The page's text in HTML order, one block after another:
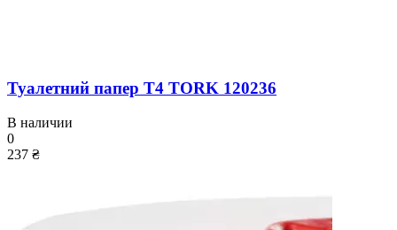
Туалетний папер T4 TORK 120236
В наличии
0
237 ₴